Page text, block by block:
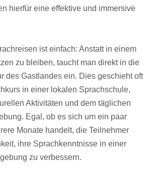
hierfür eine effektive und immersive
ist einfach: Anstatt in einem
zu bleiben, taucht man direkt in die
des Gastlandes ein. Dies geschieht oft
in einer lokalen Sprachschule,
Aktivitäten und dem täglichen
Egal, ob es sich um ein paar
Monate handelt, die Teilnehmer
ihre Sprachkenntnisse in einer
zu verbessern.